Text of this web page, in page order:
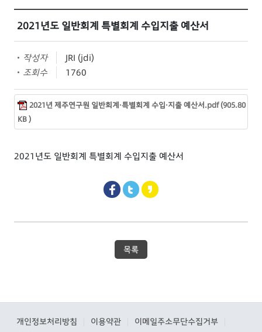
2021년도 일반회계 특별회계 수입지출 예산서
작성자
JRI (jdi)
조회수
1760
2021년 제주연구원 일반회계·특별회계 수입·지출 예산서.pdf (905.80
KB )
2021년도 일반회계 특별회계 수입지출 예산서
목록
개인정보처리방침 이용약관 이메일주소무단수집거부